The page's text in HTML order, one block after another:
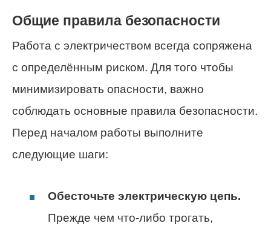
Общие правила безопасности
Работа с электричеством всегда сопряжена
с определённым риском. Для того чтобы
минимизировать опасности, важно
соблюдать основные правила безопасности.
Перед началом работы выполните
следующие шаги:
Обесточьте электрическую цепь.
Прежде чем что-либо трогать,